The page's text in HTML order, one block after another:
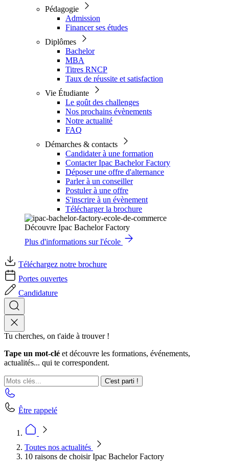
Pédagogie
Admission
Financer ses études
Diplômes
Bachelor
MBA
Titres RNCP
Taux de réussite et satisfaction
Vie Étudiante
Le goût des challenges
Nos prochains évènements
Notre actualité
FAQ
Démarches & contacts
Candidater à une formation
Contacter Ipac Bachelor Factory
Déposer une offre d'alternance
Parler à un conseiller
Postuler à une offre
S'inscrire à un évènement
Télécharger la brochure
Découvre Ipac Bachelor Factory
Plus d'informations sur l'école
Téléchargez notre brochure
Portes ouvertes
Candidature
Tu cherches, on t'aide à trouver !
Tape un mot-clé et découvre les formations, événements,
actualités... qui te correspondent.
C'est parti !
Être rappelé
Toutes nos actualités
10 raisons de choisir Ipac Bachelor Factory